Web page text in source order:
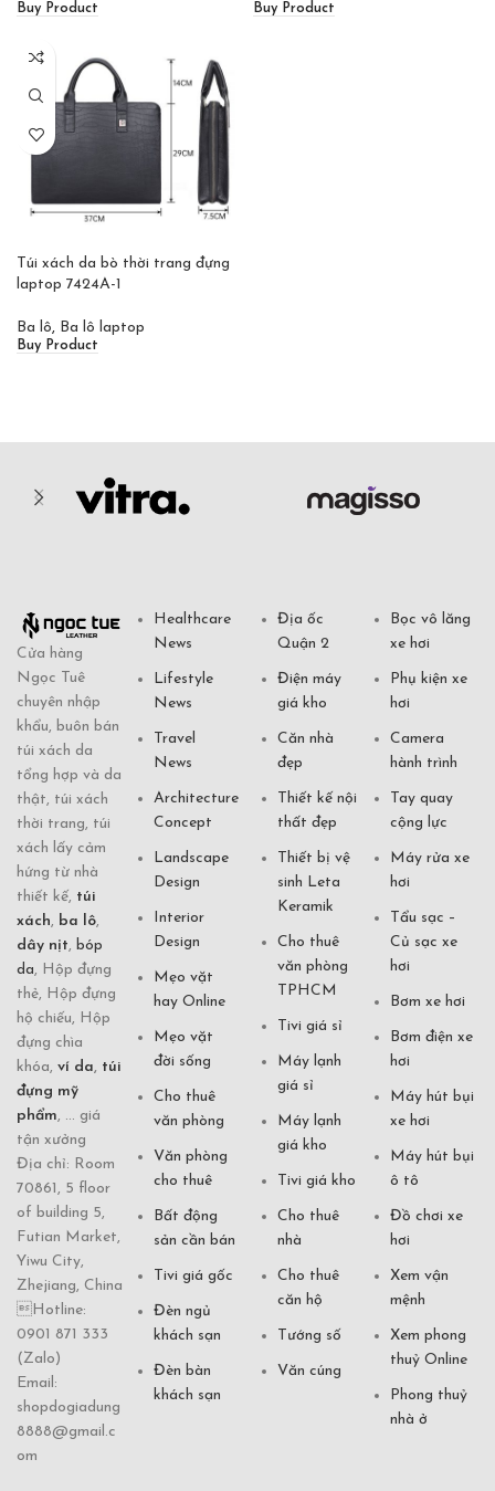
Buy Product Buy Product
Túi xách da bò thời trang đựng
laptop 7424A-1
Ba lô, Ba lô laptop
Buy Product
Cửa hàng
Ngọc Tuê
chuyên nhập
khẩu, buôn bán
túi xách da
tổng hợp và da
thật, túi xách
thời trang, túi
xách lấy cảm
hứng từ nhà
thiết kế, túi
xách, ba lô,
dây nịt, bóp
da, Hộp đựng
thẻ, Hộp đựng
hộ chiếu, Hộp
đựng chìa
khóa, ví da, túi
đựng mỹ
phẩm, ... giá
tận xưởng
Địa chỉ: Room
70861, 5 floor
of building 5,
Futian Market,
Yiwu City,
Zhejiang, China
Hotline:
0901 871 333
(Zalo)
Email:
shopdogiadung
8888@gmail.c
om
Healthcare
News
Lifestyle
News
Travel
News
Architecture
Concept
Landscape
Design
Interior
Design
Mẹo vặt
hay Online
Mẹo vặt
đời sống
Cho thuê
văn phòng
Văn phòng
cho thuê
Bất động
sản cần bán
Tivi giá gốc
Đèn ngủ
khách sạn
Đèn bàn
khách sạn
Địa ốc
Quận 2
Điện máy
giá kho
Căn nhà
đẹp
Thiết kế nội
thất đẹp
Thiết bị vệ
sinh Leta
Keramik
Cho thuê
văn phòng
TPHCM
Tivi giá sỉ
Máy lạnh
giá sỉ
Máy lạnh
giá kho
Tivi giá kho
Cho thuê
nhà
Cho thuê
căn hộ
Tướng số
Văn cúng
Bọc vô lăng
xe hơi
Phụ kiện xe
hơi
Camera
hành trình
Tay quay
cộng lực
Máy rửa xe
hơi
Tẩu sạc –
Củ sạc xe
hơi
Bơm xe hơi
Bơm điện xe
hơi
Máy hút bụi
xe hơi
Máy hút bụi
ô tô
Đồ chơi xe
hơi
Xem vận
mệnh
Xem phong
thuỷ Online
Phong thuỷ
nhà ở